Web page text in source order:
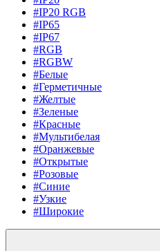
#IP20 RGB
#IP65
#IP67
#RGB
#RGBW
#Белые
#Герметичные
#Желтые
#Зеленые
#Красные
#Мультибелая
#Оранжевые
#Открытые
#Розовые
#Синие
#Узкие
#Широкие